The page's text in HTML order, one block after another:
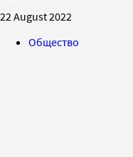
22 August 2022
Общество